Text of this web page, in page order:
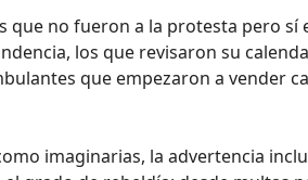
que no fueron a la protesta pero
los que revisaron su
que empezaron a vender
imaginarias, la advertencia